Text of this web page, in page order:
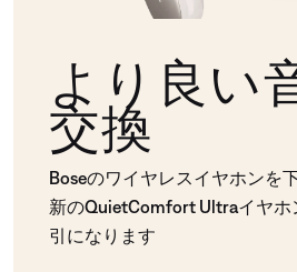
より良い
交換
Boseのワイヤレスイヤホンを
新のQuietComfort Ultraイヤホ
引になります